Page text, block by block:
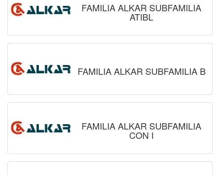
FAMILIA ALKAR SUBFAMILIA
ATIBL
FAMILIA ALKAR SUBFAMILIA B
FAMILIA ALKAR SUBFAMILIA
CON I